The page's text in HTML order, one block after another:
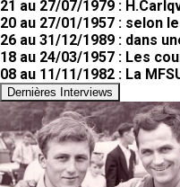
21 au 27/07/1979 :
20 au 27/01/1957 : selon
26 au 31/12/1989 : dans
18 au 24/03/1957 : Les
08 au 11/11/1982 : La
Dernières Interviews